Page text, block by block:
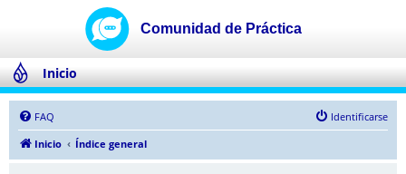
Inicio
FAQ
Identificarse
Inicio
Índice general